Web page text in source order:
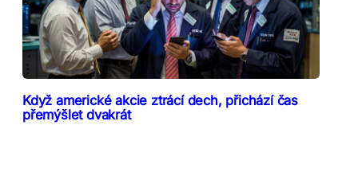
Když americké akcie ztrácí dech, přichází čas
přemýšlet dvakrát